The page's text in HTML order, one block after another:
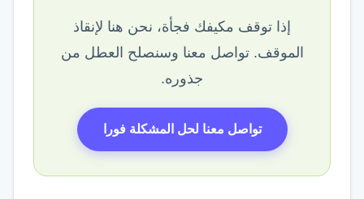
إذا توقف مكيفك فجأة، نحن هنا لإنقاذ
الموقف. تواصل معنا وسنصلح العطل من
جذوره.
تواصل معنا لحل المشكلة فورا